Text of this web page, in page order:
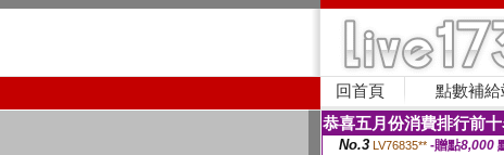
回首頁 點數補給
恭喜五月份消費排行前
No.3 LV76835** -贈點8,000